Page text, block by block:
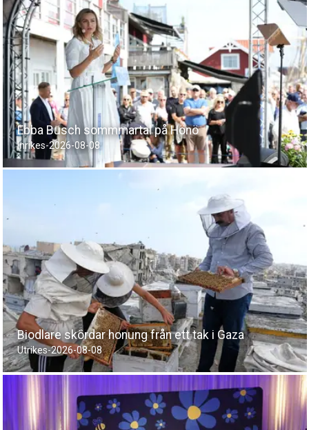
Ebba Busch sommmartal på Hönö
Inrikes-2026-08-08
Biodlare skördar honung från ett tak i Gaza
Utrikes-2026-08-08